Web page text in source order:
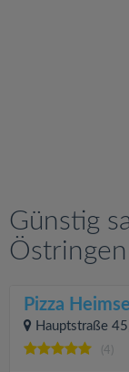
Günstig
Östringen
Pizza
Hauptstraße
(4)